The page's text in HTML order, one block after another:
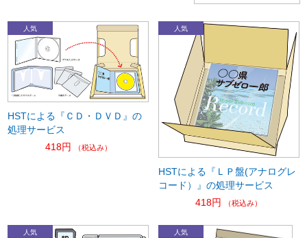
HSTによる『ＣＤ・ＤＶＤ』の
処理サービス
418円
（税込み）
HSTによる『ＬＰ盤(アナログレ
コード）』の処理サービス
418円
（税込み）